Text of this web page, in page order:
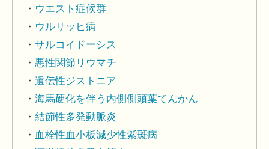
ウエスト症候群
ウルリッヒ病
サルコイドーシス
悪性関節リウマチ
遺伝性ジストニア
海馬硬化を伴う内側側頭葉てんかん
結節性多発動脈炎
血栓性血小板減少性紫斑病